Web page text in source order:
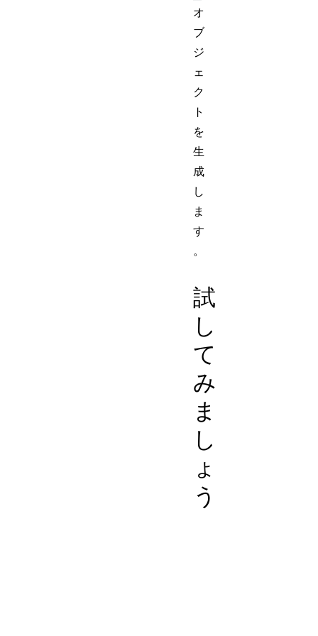
オ
ブ
ジ
ェ
ク
ト
を
生
成
し
ま
す
。
試
し
て
み
ま
し
ょ
う